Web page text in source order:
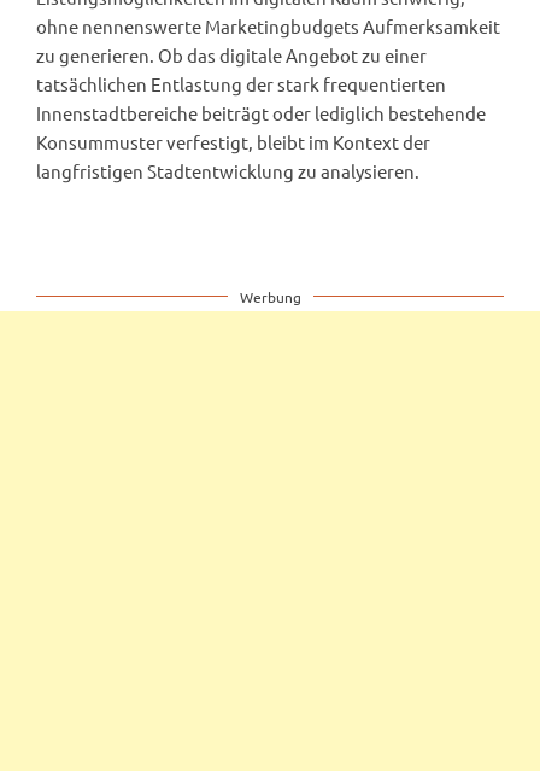
ohne nennenswerte Marketingbudgets Aufmerksamkeit
zu generieren. Ob das digitale Angebot zu einer
tatsächlichen Entlastung der stark frequentierten
Innenstadtbereiche beiträgt oder lediglich bestehende
Konsummuster verfestigt, bleibt im Kontext der
langfristigen Stadtentwicklung zu analysieren.
Werbung